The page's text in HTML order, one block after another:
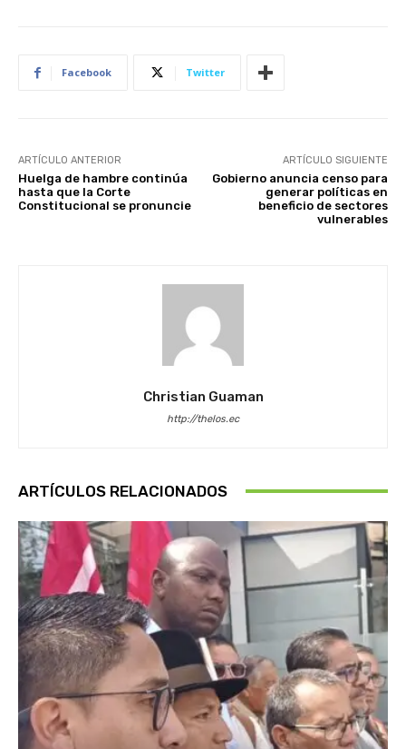
Facebook Twitter
ARTÍCULO ANTERIOR
Huelga de hambre continúa
hasta que la Corte
Constitucional se pronuncie
ARTÍCULO SIGUIENTE
Gobierno anuncia censo para
generar políticas en
beneficio de sectores
vulnerables
Christian Guaman
http://thelos.ec
ARTÍCULOS RELACIONADOS